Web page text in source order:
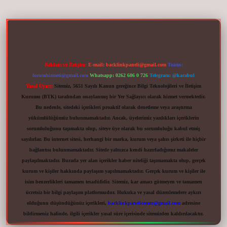
Reklam ve İletişim: E-mail: backlinkpaneli@gmail.com Teams:
forumhizmeti@gmail.com Whatsapp: 0262 606 0 726 Telegram: @karabul
Yasal Uyarı: Sitemiz, 5651 Sayılı Kanun gereğince Bilgi Teknolojileri ve İletişim
Kurumu (BTK) tarafından onaylanmış bir Yer Sağlayıcı olarak hizmet vermektedir.
Bu nedenle, sitedeki içerikleri proaktif olarak denetleme veya araştırma
yükümlülüğümüz bulunmamaktadır. Ancak, üyelerimiz yazdıkları içeriklerin
sorumluluğunu taşımakta olup, siteye üye olarak bu sorumluluğu kabul etmiş
sayılırlar. Bu internet sitesi, herhangi bir marka, kurum veya şahıs şirketi ile hiçbir
bağlantısı bulunmamaktadır. Sitede yalnızca kendi hazırladığımız makaleler
paylaşılmaktadır. Burada yer alan içerikler haber niteliği taşımamakta olup, gerçek
kurum ve kişiler hakkında paylaşım yapılmamaktadır. Gerçek kurum ve kişiler ile
isim benzerlikleri tamamen tesadüfidir. Sitemiz, kar amacı gütmeyen ve tamamen
ücretsiz bir bilgi paylaşım platformudur. Hukuka ve yasal düzenlemelere aykırı
olduğunu düşündüğünüz içerikleri, backlinkpanelicomtr@gmail.com adresine
bildirmeniz halinde, ilgili içerikler yasal süre içerisinde sitemizden kaldırılacaktır.